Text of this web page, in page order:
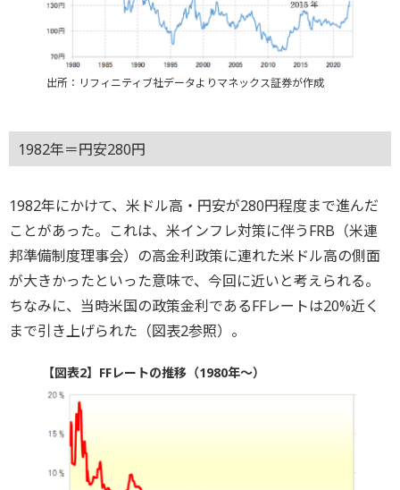
出所：リフィニティブ社データよりマネックス証券が作成
1982年＝円安280円
1982年にかけて、米ドル高・円安が280円程度まで進んだ
ことがあった。これは、米インフレ対策に伴うFRB（米連
邦準備制度理事会）の高金利政策に連れた米ドル高の側面
が大きかったといった意味で、今回に近いと考えられる。
ちなみに、当時米国の政策金利であるFFレートは20%近く
まで引き上げられた（図表2参照）。
【図表2】FFレートの推移（1980年～）